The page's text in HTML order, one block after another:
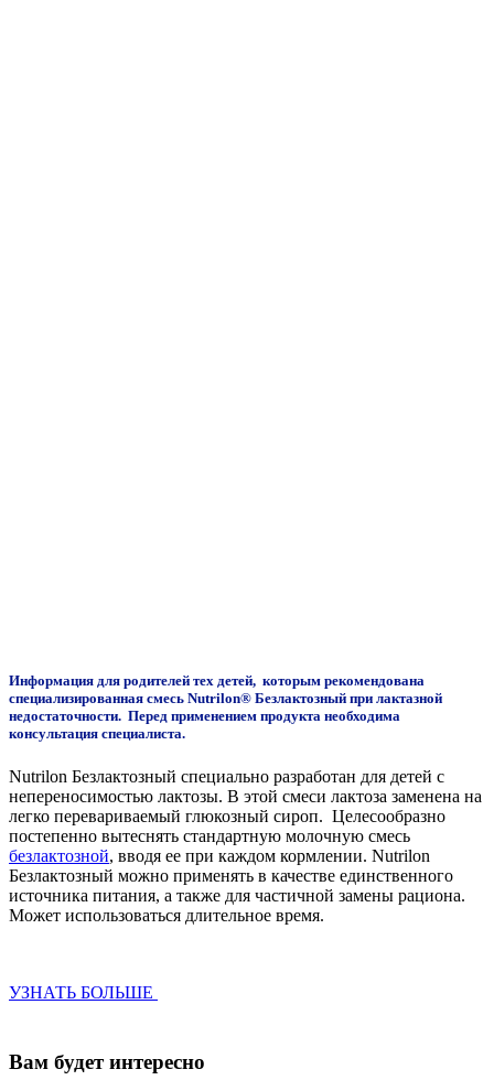
Информация для родителей тех детей, которым рекомендована
специализированная смесь Nutrilon® Безлактозный при лактазной
недостаточности. Перед применением продукта необходима
консультация специалиста.
Nutrilon Безлактозный специально разработан для детей с
непереносимостью лактозы. В этой смеси лактоза заменена на
легко перевариваемый глюкозный сироп. Целесообразно
постепенно вытеснять стандартную молочную смесь
безлактозной, вводя ее при каждом кормлении. Nutrilon
Безлактозный можно применять в качестве единственного
источника питания, а также для частичной замены рациона.
Может использоваться длительное время.
УЗНАТЬ БОЛЬШЕ
Вам будет интересно